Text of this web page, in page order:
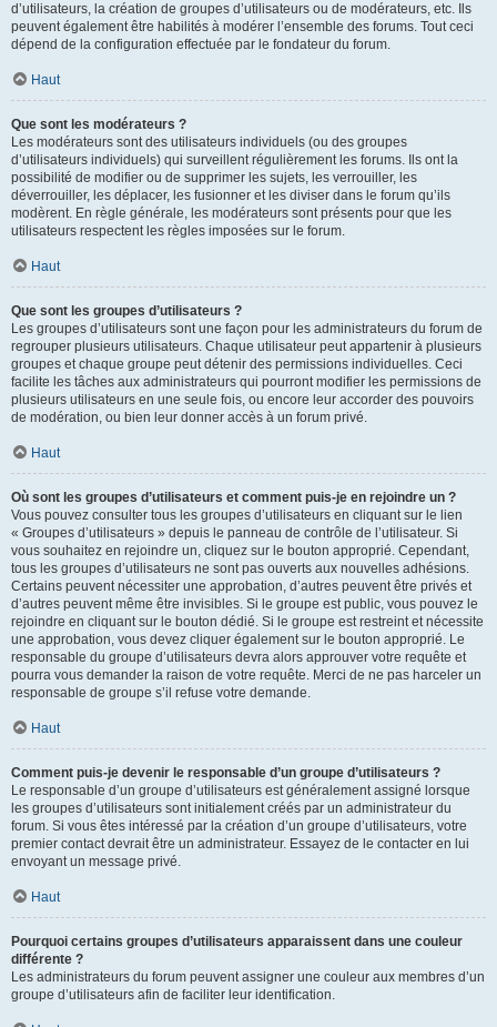
d’utilisateurs, la création de groupes d’utilisateurs ou de modérateurs, etc. Ils
peuvent également être habilités à modérer l’ensemble des forums. Tout ceci
dépend de la configuration effectuée par le fondateur du forum.
Haut
Que sont les modérateurs ?
Les modérateurs sont des utilisateurs individuels (ou des groupes
d’utilisateurs individuels) qui surveillent régulièrement les forums. Ils ont la
possibilité de modifier ou de supprimer les sujets, les verrouiller, les
déverrouiller, les déplacer, les fusionner et les diviser dans le forum qu’ils
modèrent. En règle générale, les modérateurs sont présents pour que les
utilisateurs respectent les règles imposées sur le forum.
Haut
Que sont les groupes d’utilisateurs ?
Les groupes d’utilisateurs sont une façon pour les administrateurs du forum de
regrouper plusieurs utilisateurs. Chaque utilisateur peut appartenir à plusieurs
groupes et chaque groupe peut détenir des permissions individuelles. Ceci
facilite les tâches aux administrateurs qui pourront modifier les permissions de
plusieurs utilisateurs en une seule fois, ou encore leur accorder des pouvoirs
de modération, ou bien leur donner accès à un forum privé.
Haut
Où sont les groupes d’utilisateurs et comment puis-je en rejoindre un ?
Vous pouvez consulter tous les groupes d’utilisateurs en cliquant sur le lien
« Groupes d’utilisateurs » depuis le panneau de contrôle de l’utilisateur. Si
vous souhaitez en rejoindre un, cliquez sur le bouton approprié. Cependant,
tous les groupes d’utilisateurs ne sont pas ouverts aux nouvelles adhésions.
Certains peuvent nécessiter une approbation, d’autres peuvent être privés et
d’autres peuvent même être invisibles. Si le groupe est public, vous pouvez le
rejoindre en cliquant sur le bouton dédié. Si le groupe est restreint et nécessite
une approbation, vous devez cliquer également sur le bouton approprié. Le
responsable du groupe d’utilisateurs devra alors approuver votre requête et
pourra vous demander la raison de votre requête. Merci de ne pas harceler un
responsable de groupe s’il refuse votre demande.
Haut
Comment puis-je devenir le responsable d’un groupe d’utilisateurs ?
Le responsable d’un groupe d’utilisateurs est généralement assigné lorsque
les groupes d’utilisateurs sont initialement créés par un administrateur du
forum. Si vous êtes intéressé par la création d’un groupe d’utilisateurs, votre
premier contact devrait être un administrateur. Essayez de le contacter en lui
envoyant un message privé.
Haut
Pourquoi certains groupes d’utilisateurs apparaissent dans une couleur
différente ?
Les administrateurs du forum peuvent assigner une couleur aux membres d’un
groupe d’utilisateurs afin de faciliter leur identification.